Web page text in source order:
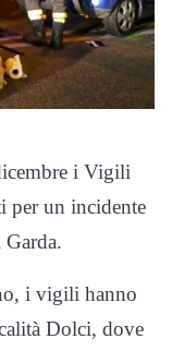
i Vigili
per un incidente
Garda.
i vigili hanno
Dolci, dove